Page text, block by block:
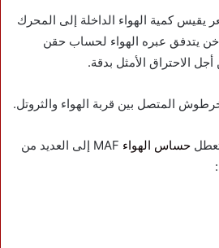
كمية الهواء الداخلة إلى المحرك
يتدفق عبره الهواء لحساب حقن
الاحتراق الأمثل بدقة.
المتصل بين قربة الهواء والثروتل.
حساس الهواء
MAF إلى العديد من